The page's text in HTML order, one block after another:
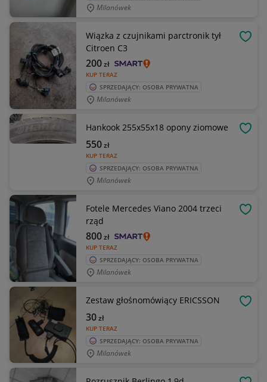
Milanówek
Wiązka z czujnikami parctronik tył
Citroen C3
KUP TERAZ
200zł
SPRZEDAJĄCY: OSOBA PRYWATNA
Milanówek
Hankook 255x55x18 opony ziomowe
KUP TERAZ
550zł
SPRZEDAJĄCY: OSOBA PRYWATNA
Milanówek
Fotele Mercedes Viano 2004 trzeci
rząd
KUP TERAZ
800zł
SPRZEDAJĄCY: OSOBA PRYWATNA
Milanówek
Zestaw głośnomówiący ERICSSON
KUP TERAZ
30zł
SPRZEDAJĄCY: OSOBA PRYWATNA
Milanówek